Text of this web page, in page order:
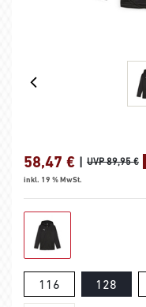
58,47 € | UVP 89,95 €
inkl. 19 % MwSt.
116 128